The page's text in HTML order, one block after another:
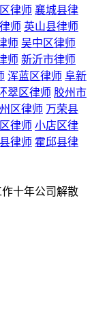
律师 襄城县律
师 英山县律师
师 吴中区律师
师 新沂市律师
浑蓝区律师 阜新
翠区律师 胶州市
区律师 万荣县
律师 小店区律
律师 霍邱县律
作十年公司解散